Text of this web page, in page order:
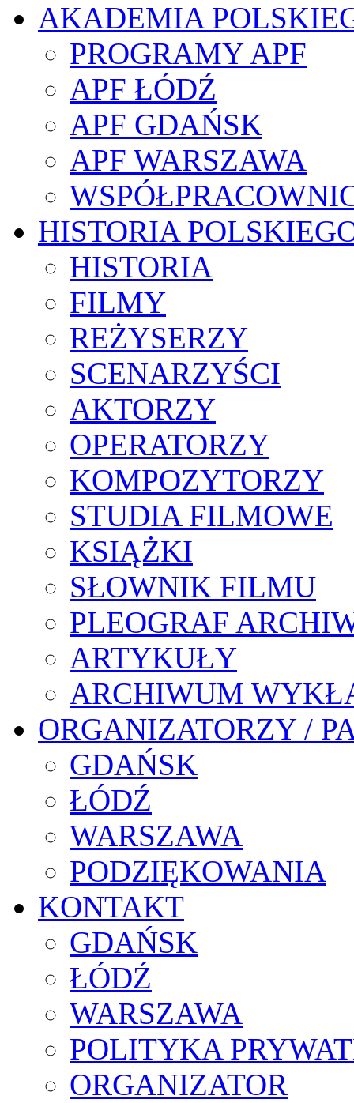
AKADEMIA
PROGRAMY APF
APF ŁÓDŹ
APF GDAŃSK
APF WARSZAWA
HISTORIA
HISTORIA
FILMY
REŻYSERZY
SCENARZYŚCI
AKTORZY
OPERATORZY
KOMPOZYTORZY
STUDIA FILMOWE
KSIĄŻKI
SŁOWNIK FILMU
PLEOGRAF
ARTYKUŁY
ARCHIWUM
ORGANIZATORZY /
GDAŃSK
ŁÓDŹ
WARSZAWA
PODZIĘKOWANIA
KONTAKT
GDAŃSK
ŁÓDŹ
WARSZAWA
POLITYKA
ORGANIZATOR